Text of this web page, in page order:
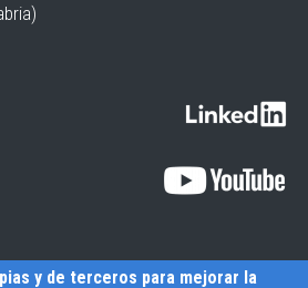
y de terceros para mejorar la